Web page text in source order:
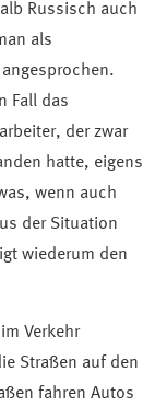
Russisch auch
als
Fall das
der zwar
hatte, eigens
wenn auch
der Situation
wiederum den
Verkehr
Straßen auf den
fahren Autos